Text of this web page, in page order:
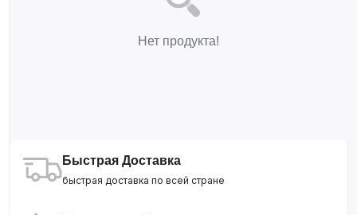
Нет продукта!
Быстрая Доставка
быстрая доставка по всей стране